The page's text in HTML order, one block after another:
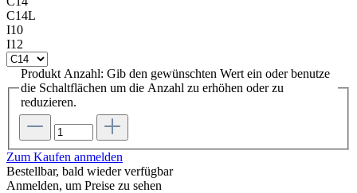
C14L
I10
I12
Produkt Anzahl: Gib den gewünschten Wert ein oder benutze
die Schaltflächen um die Anzahl zu erhöhen oder zu
reduzieren.
Zum Kaufen anmelden
Bestellbar, bald wieder verfügbar
Anmelden, um Preise zu sehen